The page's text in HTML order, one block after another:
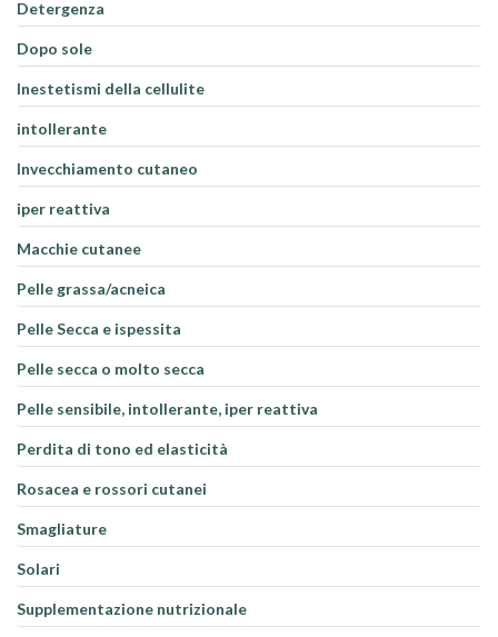
Detergenza
Dopo sole
Inestetismi della cellulite
intollerante
Invecchiamento cutaneo
iper reattiva
Macchie cutanee
Pelle grassa/acneica
Pelle Secca e ispessita
Pelle secca o molto secca
Pelle sensibile, intollerante, iper reattiva
Perdita di tono ed elasticità
Rosacea e rossori cutanei
Smagliature
Solari
Supplementazione nutrizionale